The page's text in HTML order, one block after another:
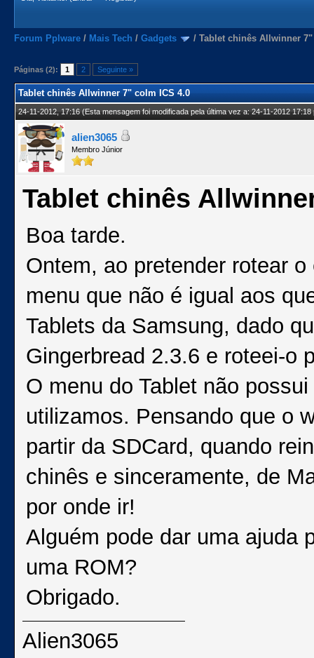
Forum Pplware / Mais Tech / Gadgets / Tablet chinês Allwinner
Páginas (2): 1 2 Seguinte »
Tablet chinês Allwinner 7" colm ICS 4.0
24-11-2012, 17:16(Esta mensagem foi modificada pela última vez a: 24-11-2012
alien3065
Membro Júnior
Tablet chinês
Boa tarde.
Ontem, ao pretender rotear
menu que não é igual aos
Tablets da Samsung, dado
Gingerbread 2.3.6 e roteei-o
O menu do Tablet não
utilizamos. Pensando que o
partir da SDCard, quando
chinês e sinceramente, de
por onde ir!
Alguém pode dar uma ajuda
uma ROM?
Obrigado.
Alien3065